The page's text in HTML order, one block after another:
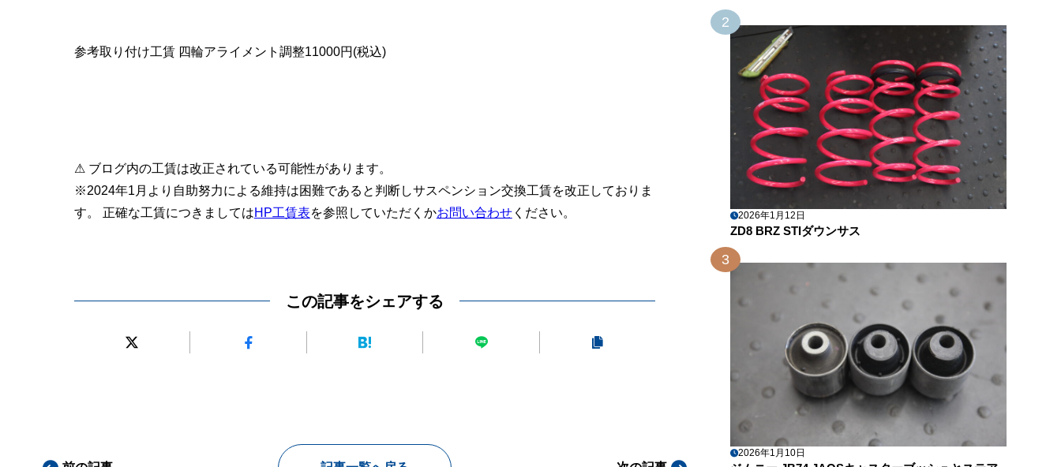
参考取り付け工賃 四輪アライメント調整11000円(税込)
⚠ ブログ内の工賃は改正されている可能性があります。
※2024年1月より自助努力による維持は困難であると判断しサスペンション交換工賃を改正しておりま
す。 正確な工賃につきましてはHP工賃表を参照していただくかお問い合わせください。
この記事をシェアする
2
2026年1月12日
ZD8 BRZ STIダウンサス
3
2026年1月10日